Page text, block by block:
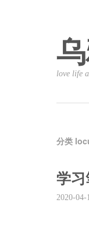
love life
分类
学
2020-04-